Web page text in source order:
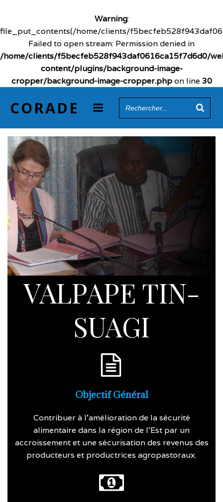
Warning:
file_put_contents(/home/clients/
Failed to open stream: Permission denied in
/home/clients/f5becfeb528f943daf0616ca15f7d6d0/
content/plugins/background-image-
cropper/background-image-cropper.phpon line 30
contenu
CORADE
VALPAPE TIN-
SUAGI
Objectif Général
Contribuer à l’amélioration de la sécurité
alimentaire dans la région de l’Est par un
accroissement et une sécurisation des revenus des
producteurs et productrices agropastoraux.